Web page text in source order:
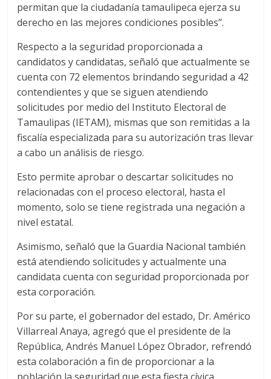
permitan que la ciudadanía tamaulipeca ejerza su
derecho en las mejores condiciones posibles’’.
Respecto a la seguridad proporcionada a
candidatos y candidatas, señaló que actualmente se
cuenta con 72 elementos brindando seguridad a 42
contendientes y que se siguen atendiendo
solicitudes por medio del Instituto Electoral de
Tamaulipas (IETAM), mismas que son remitidas a la
fiscalía especializada para su autorización tras llevar
a cabo un análisis de riesgo.
Esto permite aprobar o descartar solicitudes no
relacionadas con el proceso electoral, hasta el
momento, solo se tiene registrada una negación a
nivel estatal.
Asimismo, señaló que la Guardia Nacional también
está atendiendo solicitudes y actualmente una
candidata cuenta con seguridad proporcionada por
esta corporación.
Por su parte, el gobernador del estado, Dr. Américo
Villarreal Anaya, agregó que el presidente de la
República, Andrés Manuel López Obrador, refrendó
esta colaboración a fin de proporcionar a la